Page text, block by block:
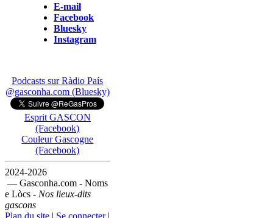
E-mail
Facebook
Bluesky
Instagram
Podcasts sur Ràdio País
@gasconha.com (Bluesky)
Esprit GASCON
(Facebook)
Couleur Gascogne
(Facebook)
2024-2026
— Gasconha.com - Noms
e Lòcs - Nos lieux-dits
gascons
Plan du site | Se connecter|